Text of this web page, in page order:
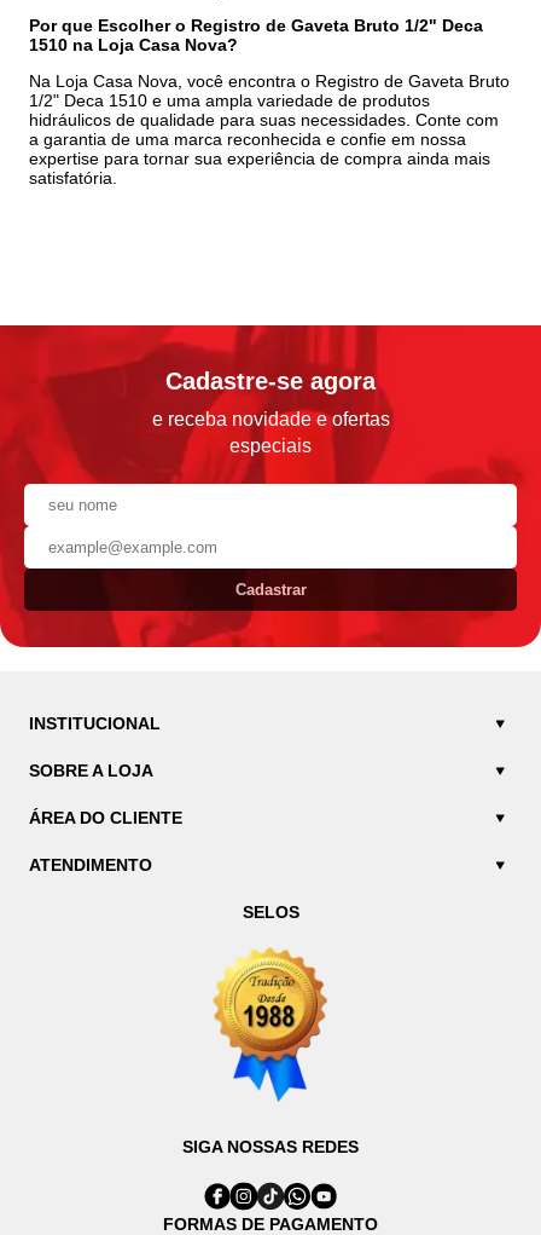
Por que Escolher o Registro de Gaveta Bruto 1/2" Deca
1510 na Loja Casa Nova?
Na Loja Casa Nova, você encontra o Registro de Gaveta Bruto
1/2" Deca 1510 e uma ampla variedade de produtos
hidráulicos de qualidade para suas necessidades. Conte com
a garantia de uma marca reconhecida e confie em nossa
expertise para tornar sua experiência de compra ainda mais
satisfatória.
Cadastre-se agora
e receba novidade e ofertas
especiais
Cadastrar
INSTITUCIONAL
SOBRE A LOJA
ÁREA DO CLIENTE
ATENDIMENTO
SELOS
SIGA NOSSAS REDES
FORMAS DE PAGAMENTO